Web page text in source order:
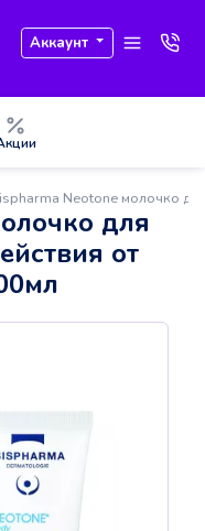
Аккаунт
Neotone молочко
для
от